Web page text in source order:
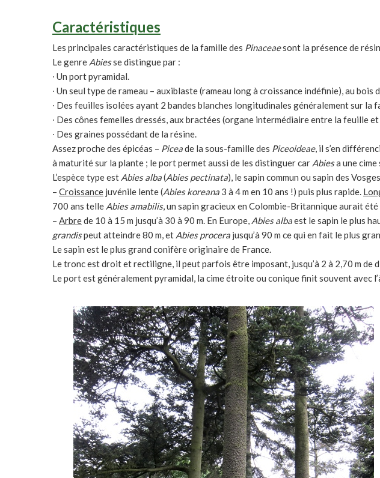
Caractéristiques
Les principales caractéristiques de la famille des Pinaceaesont la présence de
Le genre Abiesse distingue par :
∙ Un port pyramidal.
∙ Un seul type de rameau – auxiblaste (rameau long à croissance indéfinie), au
∙ Des feuilles isolées ayant 2 bandes blanches longitudinales généralement sur la
∙ Des cônes femelles dressés, aux bractées (organe intermédiaire entre la feuille
∙ Des graines possédant de la résine.
Assez proche des épicéas – Piceade la sous-famille des Piceoideae, il s’en
à maturité sur la plante ; le port permet aussi de les distinguer car Abiesa une cime
L’espèce type est Abies alba(Abies pectinata), le sapin commun ou sapin des
– Croissance juvénile lente (Abies koreana 3 à 4 m en 10 ans !) puis plus rapide.
700 ans telle Abies amabilis, un sapin gracieux en Colombie-Britannique aurait
– Arbrede 10 à 15 m jusqu’à 30 à 90 m. En Europe, Abies albaest le sapin le plus
grandispeut atteindre 80 m, et Abies procera jusqu’à 90 m ce qui en fait le plus
Le sapin est le plus grand conifère originaire de France.
Le tronc est droit et rectiligne, il peut parfois être imposant, jusqu’à 2 à 2,70 m de
Le port est généralement pyramidal, la cime étroite ou conique finit souvent avec